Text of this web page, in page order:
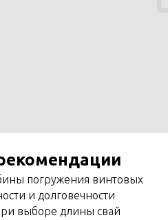
погружения винтовых
и долговечности
выборе длины свай